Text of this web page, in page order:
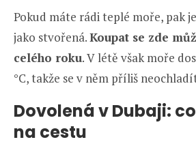
Pokud máte rádi teplé moře, pak
jako stvořená.Koupat se zde
celého roku. V létě však moře
°C, takže se v něm příliš
Dovolená v Dubaji:
na cestu